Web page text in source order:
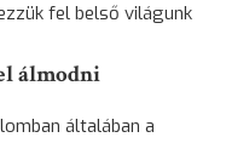
fel belső világunk
álmodni
általában a